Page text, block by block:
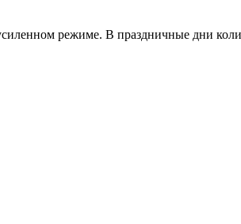
режиме. В праздничные дни